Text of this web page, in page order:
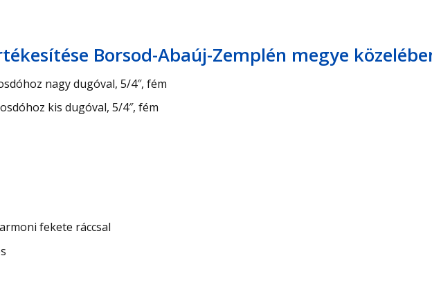
Borsod-Abaúj-Zemplén megye
nagy dugóval, 5/4″, fém
kis dugóval, 5/4″, fém
fekete ráccsal